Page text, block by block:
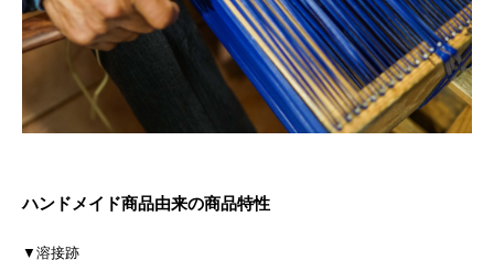
ハンドメイド商品由来の商品特性
▼溶接跡